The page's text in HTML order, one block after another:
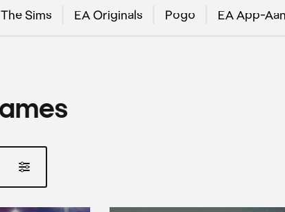
The Sims EA Originals Pogo EA App-